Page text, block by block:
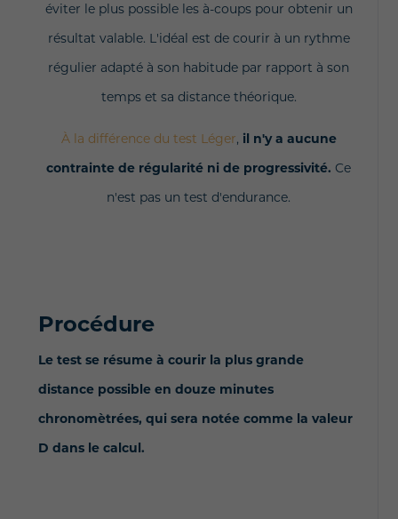
éviter le plus possible les à-coups pour obtenir un
résultat valable. L'idéal est de courir à un rythme
régulier adapté à son habitude par rapport à son
temps et sa distance théorique.
À la différence du test Léger, il n'y a aucune
contrainte de régularité ni de progressivité. Ce
n'est pas un test d'endurance.
Procédure
Le test se résume à courir la plus grande
distance possible en douze minutes
chronomètrées, qui sera notée comme la valeur
D dans le calcul.